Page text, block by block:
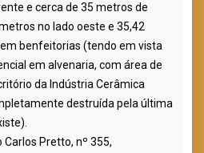
e cerca de 35 metros de
no lado oeste e 35,42
benfeitorias (tendo em vista
em alvenaria, com área de
da Indústria Cerâmica
destruída pela última
Carlos Pretto, nº 355,